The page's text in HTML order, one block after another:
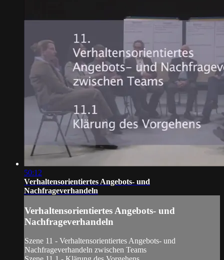
50:12
Verhaltensorientiertes Angebots- und
Nachfrageverhandeln
Verhaltensorientiertes Angebots- und
Nachfrageverhandeln
Szene 11 - Verhaltensorientiertes Angebots- und
Nachfrageverhandeln zwischen Teams